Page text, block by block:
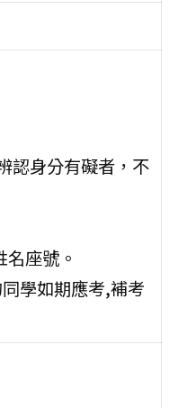
認身分有礙者，不
座號。
學如期應考,補考